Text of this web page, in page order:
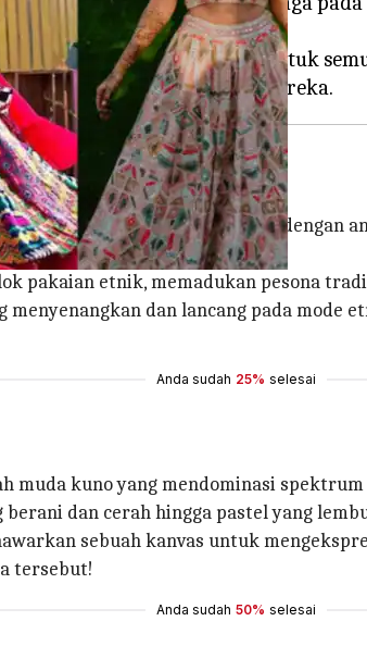
gaya lehenga paling trendi untuk
Anda, tetapi juga melebar dengan
pakaian etnik, memadukan pesona
dan lancang pada mode
Anda sudah 25% selesai
muda kuno yang mendominasi spektrum
dan cerah hingga pastel yang
sebuah kanvas untuk
tersebut!
Anda sudah 50% selesai